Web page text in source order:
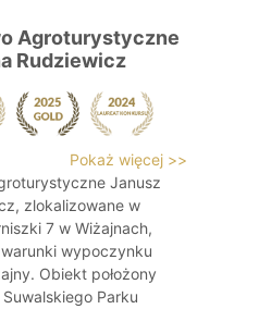
Agroturystyczne
Rudziewicz
Pokaż więcej >>
Janusz
zlokalizowane w
7 w Wiżajnach,
wypoczynku
Obiekt położony
Parku